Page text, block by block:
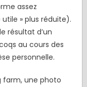
assez
» plus réduite).
résultat d’un
au cours des
personnelle.
farm, une photo